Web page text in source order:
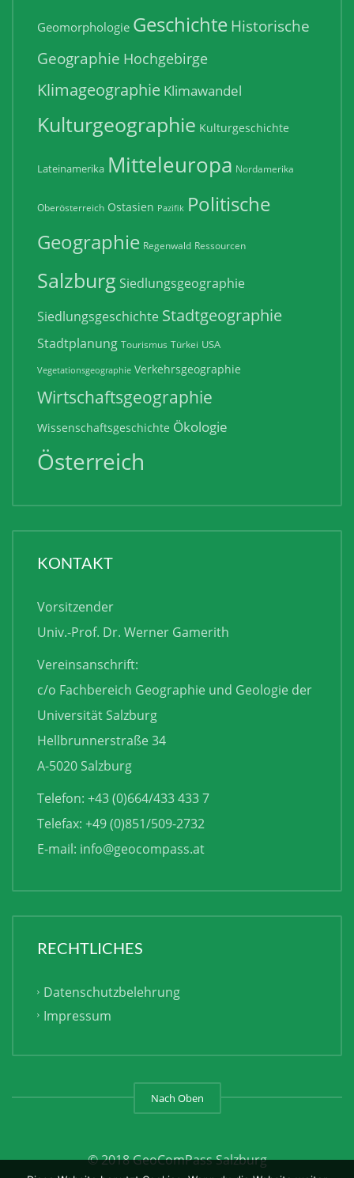
Geomorphologie GeschichteHistorische
Geographie Hochgebirge
Klimageographie Klimawandel
Kulturgeographie Kulturgeschichte
Lateinamerika Mitteleuropa Nordamerika
Oberösterreich Ostasien Pazifik Politische
Geographie Regenwald Ressourcen
Salzburg Siedlungsgeographie
Siedlungsgeschichte Stadtgeographie
Stadtplanung Tourismus Türkei USA
Vegetationsgeographie Verkehrsgeographie
Wirtschaftsgeographie
Wissenschaftsgeschichte Ökologie
Österreich
KONTAKT
Vorsitzender
Univ.-Prof. Dr. Werner Gamerith
Vereinsanschrift:
c/o Fachbereich Geographie und Geologie der
Universität Salzburg
Hellbrunnerstraße 34
A-5020 Salzburg
Telefon: +43 (0)664/433 433 7
Telefax: +49 (0)851/509-2732
E-mail: info@geocompass.at
RECHTLICHES
Datenschutzbelehrung
Impressum
Nach Oben
© 2018 GeoComPass Salzburg